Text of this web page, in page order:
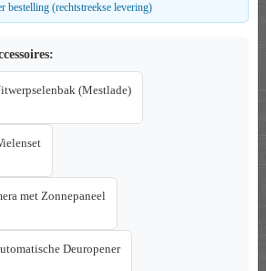
bestelling (rechtstreekse levering)
(Mestlade)
met Zonnepaneel
Deuropener